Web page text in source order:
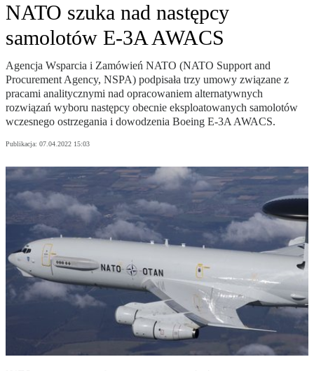
NATO szuka nad następcy
samolotów E-3A AWACS
Agencja Wsparcia i Zamówień NATO (NATO Support and
Procurement Agency, NSPA) podpisała trzy umowy związane z
pracami analitycznymi nad opracowaniem alternatywnych
rozwiązań wyboru następcy obecnie eksploatowanych samolotów
wczesnego ostrzegania i dowodzenia Boeing E-3A AWACS.
Publikacja: 07.04.2022 15:03